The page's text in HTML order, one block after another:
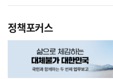
정책포커스